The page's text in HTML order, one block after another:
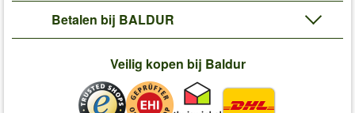
Betalen bij BALDUR
Veilig kopen bij Baldur